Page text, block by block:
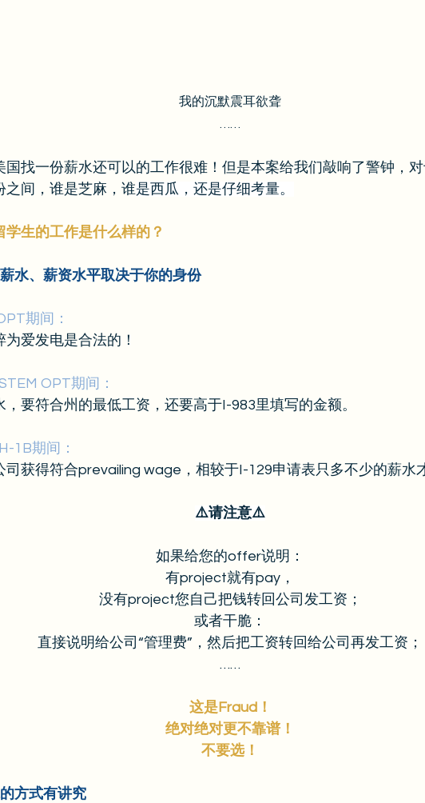
我的沉默震耳欲聋
……
国找一份薪水还可以的工作很难！但是本案给我们敲响了警钟，对
之间，谁是芝麻，谁是西瓜，还是仔细考量。
学生的工作是什么样的？
水、薪资水平取决于你的身份
期间：
为爱发电是合法的！
OPT期间：
，要符合州的最低工资，还要高于I-983里填写的金额。
1B期间：
司获得符合prevailing wage，相较于I-129申请表只多不少的薪水
⚠️请注意⚠️
如果给您的offer说明：
有project就有pay，
没有project您自己把钱转回公司发工资；
或者干脆：
直接说明给公司“管理费”，然后把工资转回给公司再发工资；
……
这是Fraud！
绝对绝对更不靠谱！
不要选！
方式有讲究